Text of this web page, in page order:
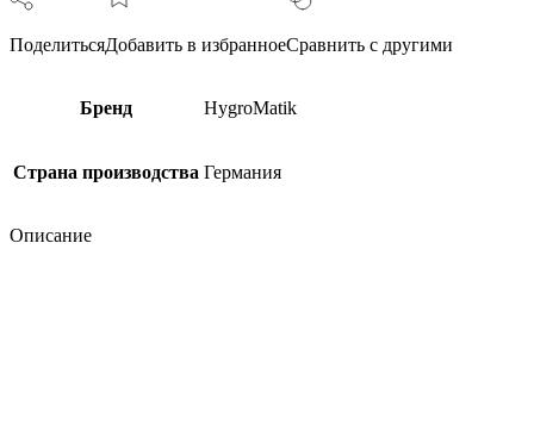
ПоделитьсяДобавить в избранноеСравнить с другими
Бренд HygroMatik
Страна производства Германия
Описание